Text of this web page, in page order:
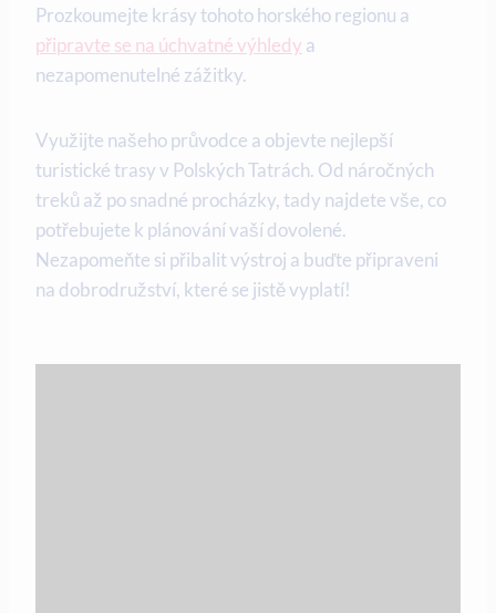
Prozkoumejte krásy tohoto horského regionu a
připravte se na úchvatné výhledy a
nezapomenutelné zážitky.
Využijte našeho průvodce a objevte nejlepší
turistické trasy v Polských Tatrách. Od náročných
treků až po snadné procházky, tady najdete vše, co
potřebujete k plánování vaší dovolené.
Nezapomeňte si přibalit výstroj a buďte připraveni
na dobrodružství, které se jistě vyplatí!